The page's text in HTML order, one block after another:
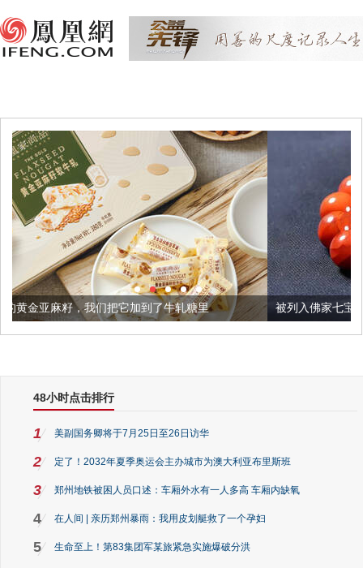
它加到了牛轧糖里 被列入佛家七宝的它到底有多美？
48小时点击排行
1 美副国务卿将于7月25日至26日访华
2 定了！2032年夏季奥运会主办城市为澳大利亚布里斯班
3 郑州地铁被困人员口述：车厢外水有一人多高 车厢内缺氧
4 在人间 | 亲历郑州暴雨：我用皮划艇救了一个孕妇
5 生命至上！第83集团军某旅紧急实施爆破分洪